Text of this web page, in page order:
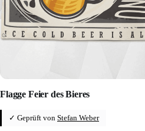
Flagge Feier des Bieres
✓ Geprüft von Stefan Weber